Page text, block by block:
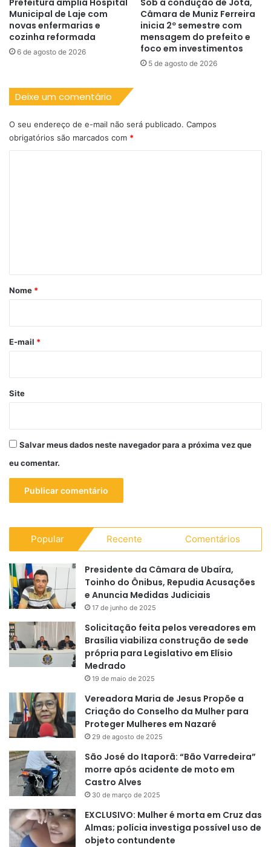
Municipal de Laje com
novas enfermarias e
cozinha reformada
6 de agosto de 2026
Câmara de Muniz Ferreira
inicia 2º semestre com
mensagem do prefeito e
foco em investimentos
5 de agosto de 2026
Deixe um comentário
O seu endereço de e-mail não será publicado. Campos
obrigatórios são marcados com *
r
*
Nome *
E-mail *
Site
Salvar meus dados neste navegador para a próxima vez que
eu comentar.
Popular Recente Comentários
Presidente da Câmara de Ubaíra,
Toinho do Ônibus, Repudia Acusações
e Anuncia Medidas Judiciais
17 de junho de 2025
Solicitação feita pelos vereadores em
Brasília viabiliza construção de sede
própria para Legislativo em Elísio
Medrado
19 de maio de 2025
Vereadora Maria de Jesus Propõe a
Criação do Conselho da Mulher para
Proteger Mulheres em Nazaré
29 de agosto de 2025
São José do Itaporã: “Bão Varredeira”
morre após acidente de moto em
Castro Alves
30 de março de 2025
EXCLUSIVO: Mulher é morta em Cruz das
Almas; polícia investiga possível uso de
objeto contundente